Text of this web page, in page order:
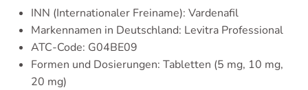
INN (Internationaler Freiname): Vardenafil
Markennamen in Deutschland: Levitra Professional
ATC-Code: G04BE09
Formen und Dosierungen: Tabletten (5 mg, 10 mg,
20 mg)